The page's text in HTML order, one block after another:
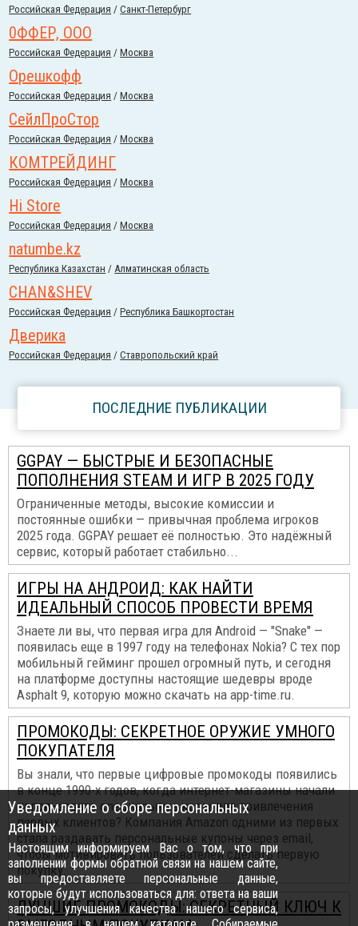
Российcкая Федерация /Санкт-Петербург
0ФФЕР, ООО
Российcкая Федерация /Москва
Орешкофф
Российcкая Федерация /Москва
СейлПроСтор
Российcкая Федерация /Москва
КОМТРЕЙДИНГ
Российcкая Федерация /Москва
Hi Store
Российcкая Федерация /Москва
natumbe.kz
Республика Казахстан /Алматинская область
CHAN&SHEV
Российcкая Федерация /Республика Башкортостан
Дверика
Российcкая Федерация /Ставропольский край
ПОСЛЕДНИЕ ПУБЛИКАЦИИ
GGPAY — БЫСТРЫЕ И БЕЗОПАСНЫЕ
ПОПОЛНЕНИЯ STEAM И ИГР В 2025 ГОДУ
Ограниченные методы, высокие комиссии и
постоянные ошибки — привычная проблема игроков
2025 года. GGPAY решает её полностью. Это надёжный
сервис, который работает стабильно...
ИГРЫ НА АНДРОИД: КАК НАЙТИ
ИДЕАЛЬНЫЙ СПОСОБ ПРОВЕСТИ ВРЕМЯ
Знаете ли вы, что первая игра для Android — "Snake" —
появилась еще в 1997 году на телефонах Nokia? С тех пор
мобильный гейминг прошел огромный путь, и сегодня
на платформе доступны настоящие шедевры вроде
Asphalt 9, которую можно скачать на app-time.ru.
ПРОМОКОДЫ: СЕКРЕТНОЕ ОРУЖИЕ УМНОГО
ПОКУПАТЕЛЯ
Вы знали, что первые цифровые промокоды появились
в конце 1990-х годов, когда интернет-магазины начали
использовать специальные коды для привлечения
первых клиентов? Компания Amazon одними из первых
стала раздавать персональные купоны через email,
чтобы мотивировать пользователей сделать первую
покупку.
ЛУЧШИЕ ПРОМОКОДЫ: СЕКРЕТНЫЙ КЛЮЧ К
Уведомление о сборе персональных
данных
Настоящим информируем Вас о том, что при
заполнении формы обратной связи на нашем сайте,
вы предоставляете персональные данные,
которые будут использоваться для: ответа на ваши
запросы, улучшения качества нашего сервиса,